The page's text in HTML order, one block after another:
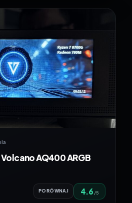
AQ400 ARGB
PORÓWNAJ 4.6 /5